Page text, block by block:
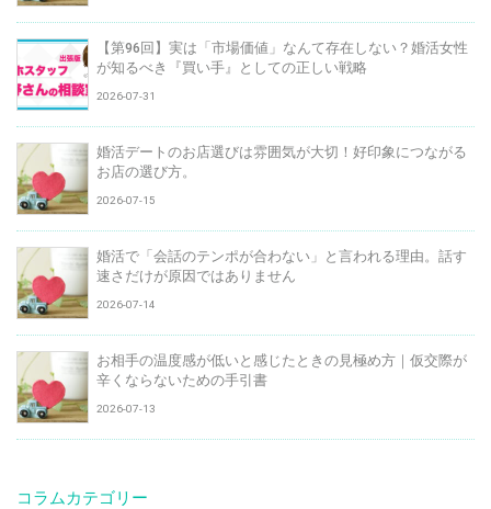
【第96回】実は「市場価値」なんて存在しない？婚活女性
が知るべき『買い手』としての正しい戦略
2026-07-31
婚活デートのお店選びは雰囲気が大切！好印象につながる
お店の選び方。
2026-07-15
婚活で「会話のテンポが合わない」と言われる理由。話す
速さだけが原因ではありません
2026-07-14
お相手の温度感が低いと感じたときの見極め方｜仮交際が
辛くならないための手引書
2026-07-13
コラムカテゴリー